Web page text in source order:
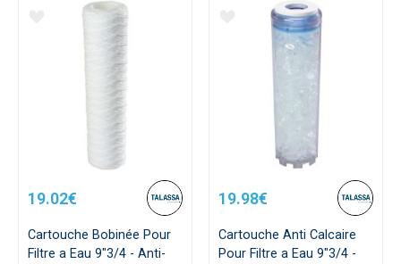
19.02€
Cartouche Bobinée Pour
Filtre a Eau 9"3/4 - Anti-
19.98€
Cartouche Anti Calcaire
Pour Filtre a Eau 9"3/4 -